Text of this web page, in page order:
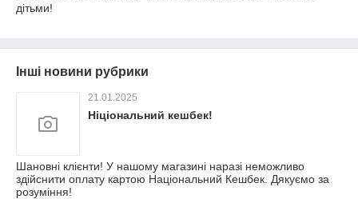
дітьми!
Інші новини рубрики
21.01.2025
Ніціональний кешбек!
Шановні клієнти! У нашому магазині наразі неможливо
здійснити оплату картою Національний Кешбек. Дякуємо за
розуміння!